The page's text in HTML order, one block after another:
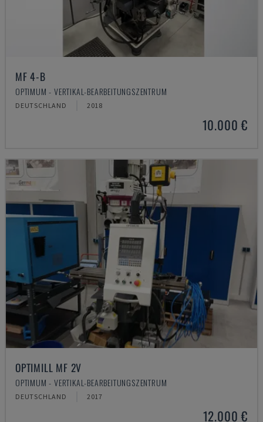
MF 4-B
OPTIMUM - VERTIKAL-BEARBEITUNGSZENTRUM
DEUTSCHLAND 2018
10.000 €
OPTIMILL MF 2V
OPTIMUM - VERTIKAL-BEARBEITUNGSZENTRUM
DEUTSCHLAND 2017
12.000 €